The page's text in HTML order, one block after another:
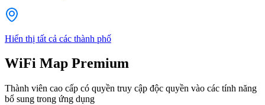
Hiển thị tất cả các thành phố
WiFi Map Premium
Thành viên cao cấp có quyền truy cập độc quyền vào các tính năng
bổ sung trong ứng dụng